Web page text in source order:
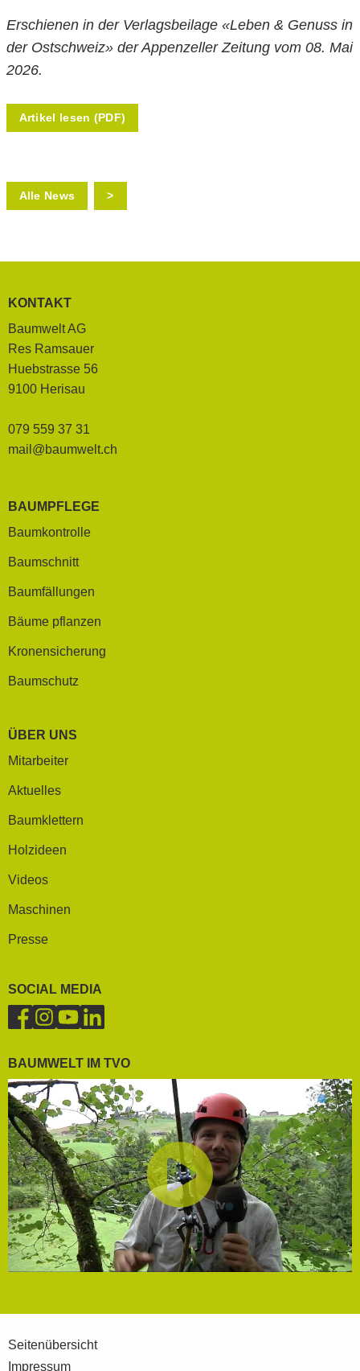
Erschienen in der Verlagsbeilage «Leben & Genuss in
der Ostschweiz» der Appenzeller Zeitung vom 08. Mai
2026.
Artikel lesen (PDF)
Alle News >
KONTAKT
Baumwelt AG
Res Ramsauer
Huebstrasse 56
9100 Herisau
079 559 37 31
mail@baumwelt.ch
BAUMPFLEGE
Baumkontrolle
Baumschnitt
Baumfällungen
Bäume pflanzen
Kronensicherung
Baumschutz
ÜBER UNS
Mitarbeiter
Aktuelles
Baumklettern
Holzideen
Videos
Maschinen
Presse
SOCIAL MEDIA
BAUMWELT IM TVO
Seitenübersicht
Impressum